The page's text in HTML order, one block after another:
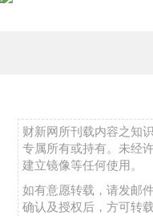
财新网所刊载内容之知
专属所有或持有。未经
建立镜像等任何使用。
如有意愿转载，请发邮
确认及授权后，方可转载